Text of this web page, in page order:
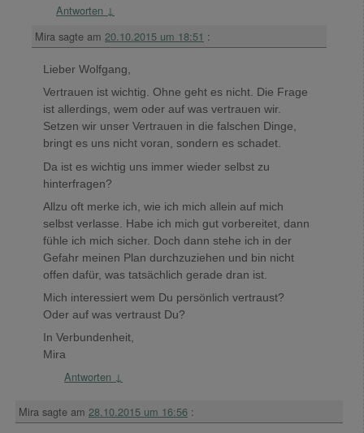
Antworten ↓
Mira sagte am 20.10.2015 um 18:51 :
Lieber Wolfgang,
Vertrauen ist wichtig. Ohne geht es nicht. Die Frage
ist allerdings, wem oder auf was vertrauen wir.
Setzen wir unser Vertrauen in die falschen Dinge,
bringt es uns nicht voran, sondern es schadet.
Da ist es wichtig uns immer wieder selbst zu
hinterfragen?
Allzu oft merke ich, wie ich mich allein auf mich
selbst verlasse. Habe ich mich gut vorbereitet, dann
fühle ich mich sicher. Doch dann stehe ich in der
Gefahr meinen Plan durchzuziehen und bin nicht
offen dafür, was tatsächlich gerade dran ist.
Mich interessiert wem Du persönlich vertraust?
Oder auf was vertraust Du?
In Verbundenheit,
Mira
Antworten ↓
Mira sagte am 28.10.2015 um 16:56 :